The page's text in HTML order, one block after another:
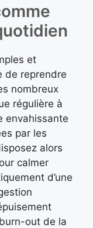
et
de reprendre
nombreux
régulière à
envahissante
par les
alors
calmer
d’une
out de la